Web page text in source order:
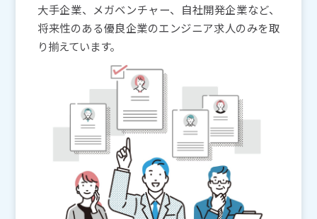
大手企業、メガベンチャー、自社開発企業など、
将来性のある優良企業のエンジニア求人のみを取
り揃えています。